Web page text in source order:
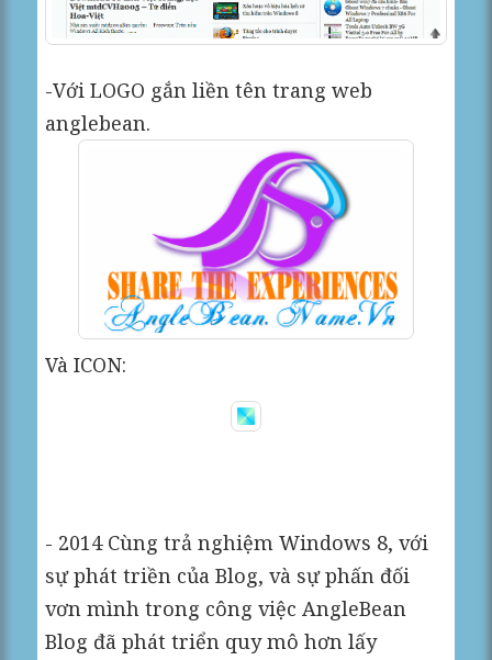
-Với LOGO gắn liền tên trang web
anglebean.
Và ICON:
- 2014 Cùng trả nghiệm Windows 8, với
sự phát triền của Blog, và sự phấn đối
vơn mình trong công việc AngleBean
Blog đã phát triển quy mô hơn lấy